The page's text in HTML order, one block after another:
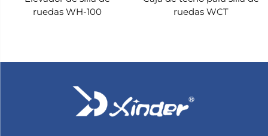
ruedas WH-100
ruedas WCT